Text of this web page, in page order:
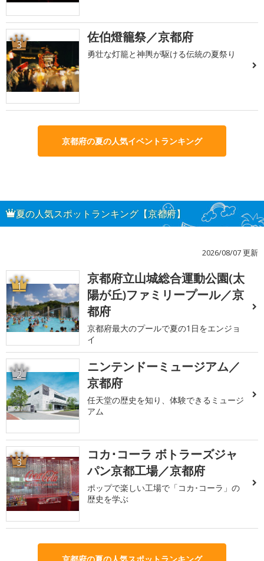
3 佐伯燈籠祭／京都府
勇壮な灯籠と神輿が駆ける伝統の夏祭り
京都府の夏の人気イベントランキング
夏の人気スポットランキング【京都府】
2026/08/07 更新
1
京都府立山城総合運動公園(太
陽が丘)ファミリープール／京
都府
京都府最大のプールで夏の1日をエンジョ
イ
2
ニンテンドーミュージアム／
京都府
任天堂の歴史を知り、体験できるミュージ
アム
3
コカ･コーラ ボトラーズジャ
パン京都工場／京都府
ポップで楽しい工場で「コカ･コーラ」の
歴史を学ぶ
京都府の夏の人気スポットランキング